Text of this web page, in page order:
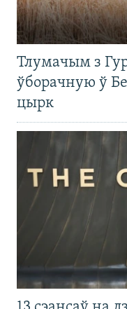
Тлумачым з
ўборачную ў
цырк